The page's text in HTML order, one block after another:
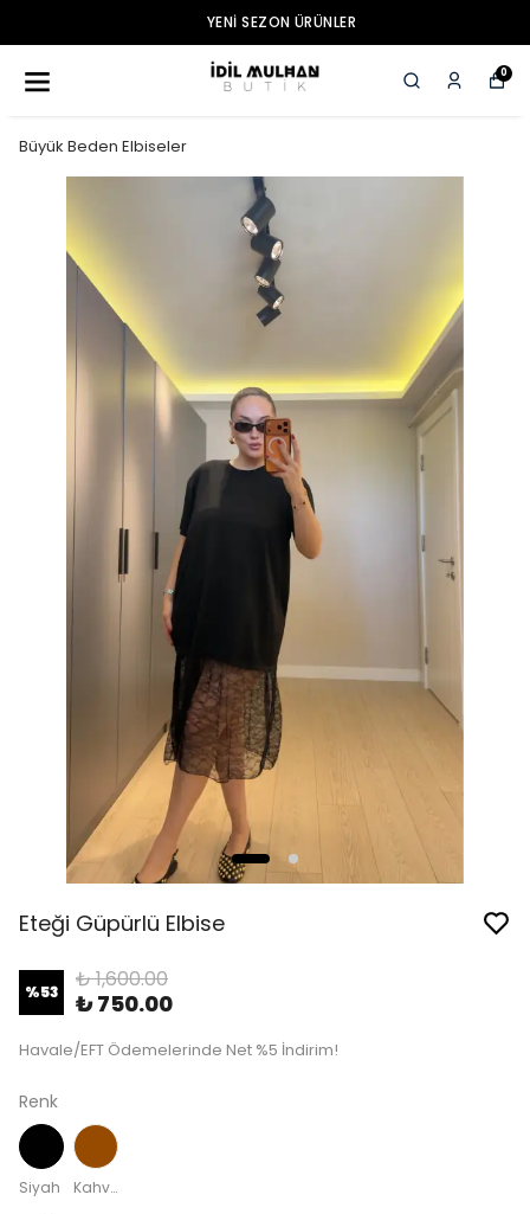
YENI SEZON ÜRÜNLER
0
Büyük Beden Elbiseler
Eteği Güpürlü Elbise
%53 ₺ 1,600.00
₺ 750.00
Havale/EFT Ödemelerinde Net %5 İndirim!
Renk
Siyah Kahverengi